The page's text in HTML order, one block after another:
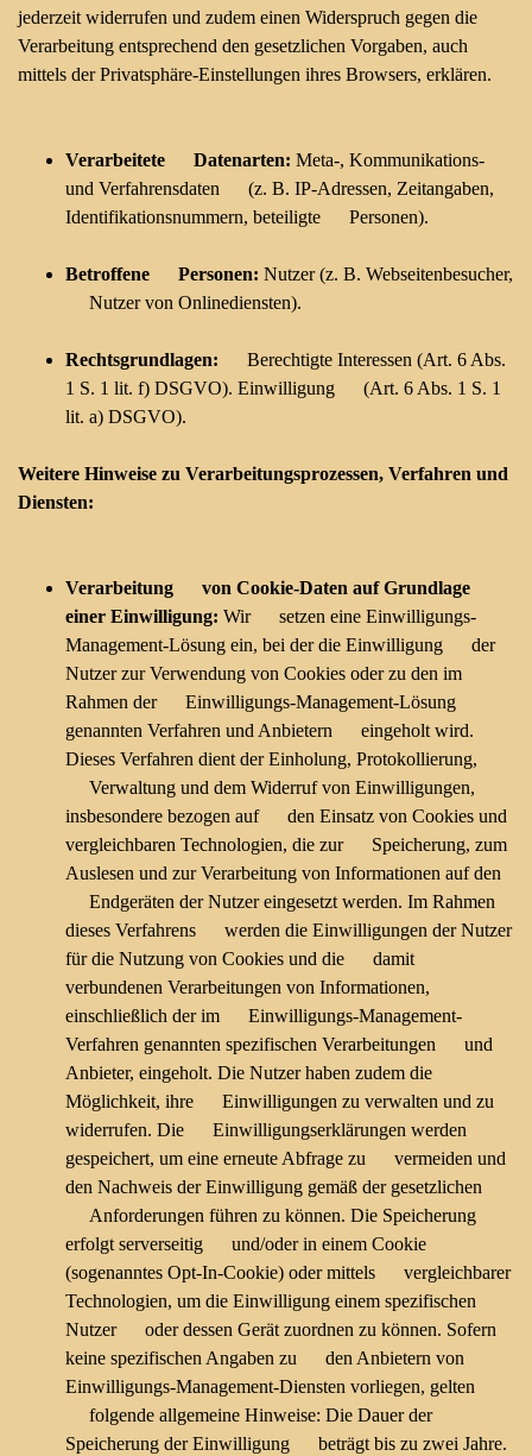
jederzeit widerrufen und zudem einen Widerspruch gegen die
Verarbeitung entsprechend den gesetzlichen Vorgaben, auch
mittels der Privatsphäre-Einstellungen ihres Browsers, erklären.
Verarbeitete Datenarten: Meta-, Kommunikations-
und Verfahrensdaten (z. B. IP-Adressen, Zeitangaben,
Identifikationsnummern, beteiligte Personen).
Betroffene Personen: Nutzer (z. B. Webseitenbesucher,
Nutzer von Onlinediensten).
Rechtsgrundlagen: Berechtigte Interessen (Art. 6 Abs.
1 S. 1 lit. f) DSGVO). Einwilligung (Art. 6 Abs. 1 S. 1
lit. a) DSGVO).
Weitere Hinweise zu Verarbeitungsprozessen, Verfahren und
Diensten:
Verarbeitung von Cookie-Daten auf Grundlage
einer Einwilligung: Wir setzen eine Einwilligungs-
Management-Lösung ein, bei der die Einwilligung der
Nutzer zur Verwendung von Cookies oder zu den im
Rahmen der Einwilligungs-Management-Lösung
genannten Verfahren und Anbietern eingeholt wird.
Dieses Verfahren dient der Einholung, Protokollierung,
Verwaltung und dem Widerruf von Einwilligungen,
insbesondere bezogen auf den Einsatz von Cookies und
vergleichbaren Technologien, die zur Speicherung, zum
Auslesen und zur Verarbeitung von Informationen auf den
Endgeräten der Nutzer eingesetzt werden. Im Rahmen
dieses Verfahrens werden die Einwilligungen der Nutzer
für die Nutzung von Cookies und die damit
verbundenen Verarbeitungen von Informationen,
einschließlich der im Einwilligungs-Management-
Verfahren genannten spezifischen Verarbeitungen und
Anbieter, eingeholt. Die Nutzer haben zudem die
Möglichkeit, ihre Einwilligungen zu verwalten und zu
widerrufen. Die Einwilligungserklärungen werden
gespeichert, um eine erneute Abfrage zu vermeiden und
den Nachweis der Einwilligung gemäß der gesetzlichen
Anforderungen führen zu können. Die Speicherung
erfolgt serverseitig und/oder in einem Cookie
(sogenanntes Opt-In-Cookie) oder mittels vergleichbarer
Technologien, um die Einwilligung einem spezifischen
Nutzer oder dessen Gerät zuordnen zu können. Sofern
keine spezifischen Angaben zu den Anbietern von
Einwilligungs-Management-Diensten vorliegen, gelten
folgende allgemeine Hinweise: Die Dauer der
Speicherung der Einwilligung beträgt bis zu zwei Jahre.